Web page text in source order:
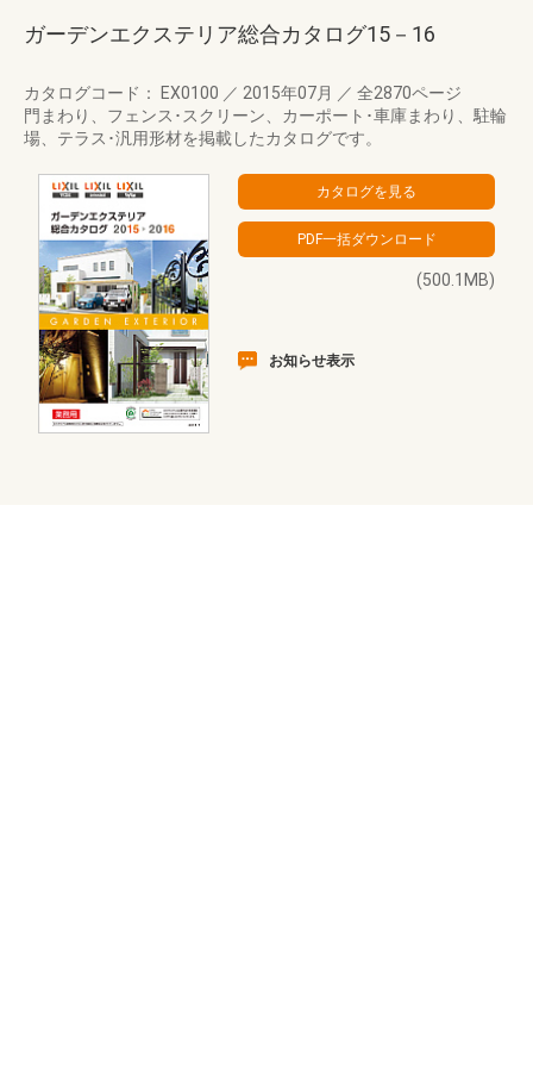
ガーデンエクステリア総合カタログ15－16
カタログコード： EX0100 ／ 2015年07月 ／ 全2870ページ
門まわり、フェンス･スクリーン、カーポート･車庫まわり、駐輪
場、テラス･汎用形材を掲載したカタログです。
(500.1MB)
お知らせ表示